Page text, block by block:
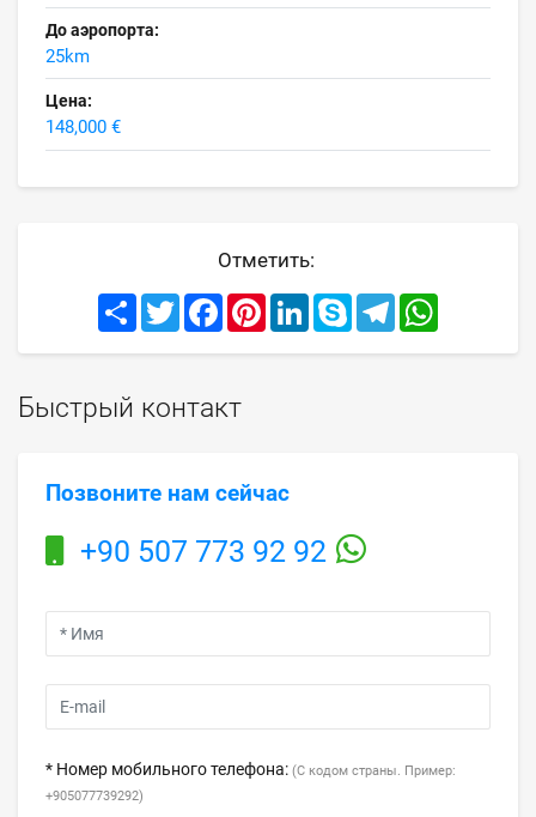
До аэропорта:
25km
Цена:
148,000 €
Отметить:
Share TwitterFacebookPinterestLinkedInSkype Telegram
Быстрый контакт
Позвоните нам сейчас
+90 507 773 92 92
* Номер мобильного телефона: (С кодом страны. Пример:
+905077739292)